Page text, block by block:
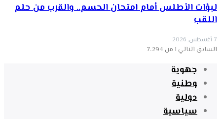
لبؤات الأطلس أمام امتحان الحسم.. والقرب من حلم
اللقب
7 أغسطس, 2026
السابق التالي 1 من 7٬294
جهوية
وطنية
دولية
سياسية